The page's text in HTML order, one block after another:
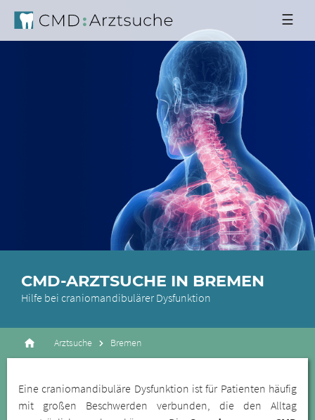
☰
CMD-ARZTSUCHE IN BREMEN
Hilfe bei craniomandibulärer Dysfunktion
Arztsuche Bremen
Eine craniomandibuläre Dysfunktion ist für Patienten häufig
mit großen Beschwerden verbunden, die den Alltag